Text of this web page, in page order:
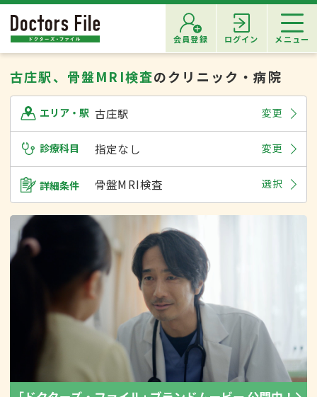
会員登録 ログイン メニュー
古庄駅、骨盤MRI検査のクリニック・病院
エリア・駅 古庄駅 変更
診療科目 指定なし 変更
詳細条件 骨盤MRI検査 選択